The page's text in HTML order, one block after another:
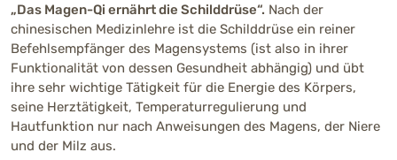
„Das Magen-Qi ernährt die Schilddrüse“. Nach der
chinesischen Medizinlehre ist die Schilddrüse ein reiner
Befehlsempfänger des Magensystems (ist also in ihrer
Funktionalität von dessen Gesundheit abhängig) und übt
ihre sehr wichtige Tätigkeit für die Energie des Körpers,
seine Herztätigkeit, Temperaturregulierung und
Hautfunktion nur nach Anweisungen des Magens, der Niere
und der Milz aus.